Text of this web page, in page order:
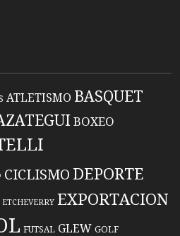
ATLETISMO BASQUET
BOXEO
CICLISMO DEPORTE
ETCHEVERRY EXPORTACION
FUTSAL GLEW GOLF